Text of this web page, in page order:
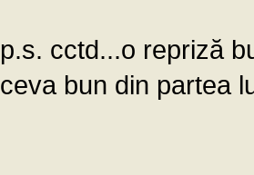
p.s. cctd...o repriză
ceva bun din partea